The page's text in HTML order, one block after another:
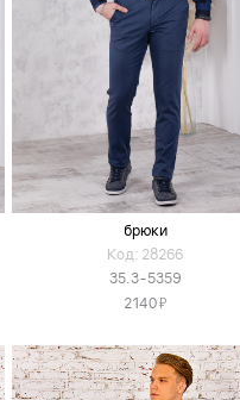
брюки
Код: 28266
35.3-5359
2140Я